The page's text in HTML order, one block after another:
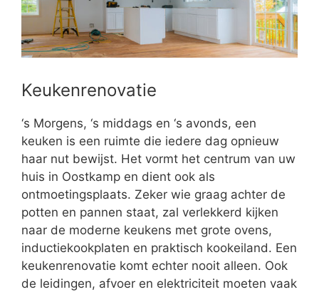
Keukenrenovatie
‘s Morgens, ‘s middags en ‘s avonds, een
keuken is een ruimte die iedere dag opnieuw
haar nut bewijst. Het vormt het centrum van uw
huis in Oostkamp en dient ook als
ontmoetingsplaats. Zeker wie graag achter de
potten en pannen staat, zal verlekkerd kijken
naar de moderne keukens met grote ovens,
inductiekookplaten en praktisch kookeiland. Een
keukenrenovatie komt echter nooit alleen. Ook
de leidingen, afvoer en elektriciteit moeten vaak